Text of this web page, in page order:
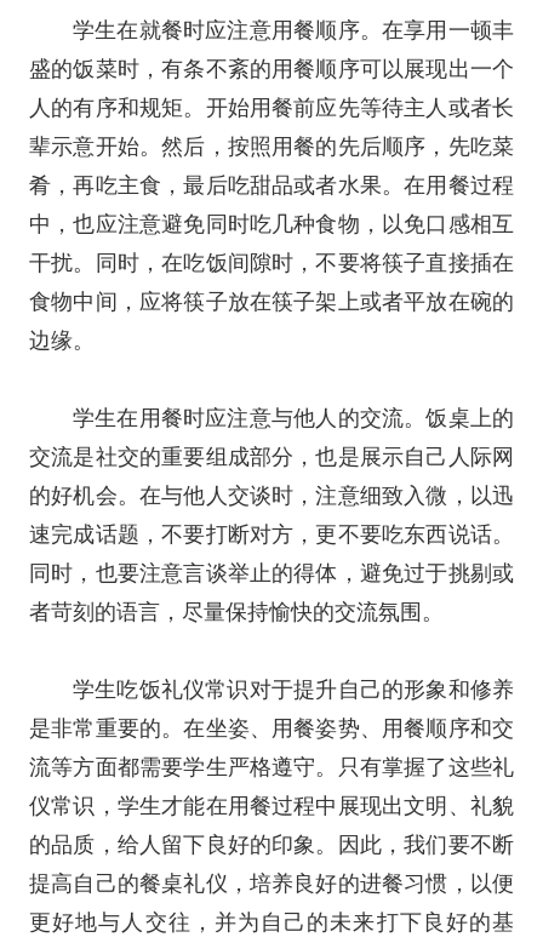
学生在就餐时应注意用餐顺序。在享用一顿丰
盛的饭菜时，有条不紊的用餐顺序可以展现出一个
人的有序和规矩。开始用餐前应先等待主人或者长
辈示意开始。然后，按照用餐的先后顺序，先吃菜
肴，再吃主食，最后吃甜品或者水果。在用餐过程
中，也应注意避免同时吃几种食物，以免口感相互
干扰。同时，在吃饭间隙时，不要将筷子直接插在
食物中间，应将筷子放在筷子架上或者平放在碗的
边缘。
学生在用餐时应注意与他人的交流。饭桌上的
交流是社交的重要组成部分，也是展示自己人际网
的好机会。在与他人交谈时，注意细致入微，以迅
速完成话题，不要打断对方，更不要吃东西说话。
同时，也要注意言谈举止的得体，避免过于挑剔或
者苛刻的语言，尽量保持愉快的交流氛围。
学生吃饭礼仪常识对于提升自己的形象和修养
是非常重要的。在坐姿、用餐姿势、用餐顺序和交
流等方面都需要学生严格遵守。只有掌握了这些礼
仪常识，学生才能在用餐过程中展现出文明、礼貌
的品质，给人留下良好的印象。因此，我们要不断
提高自己的餐桌礼仪，培养良好的进餐习惯，以便
更好地与人交往，并为自己的未来打下良好的基